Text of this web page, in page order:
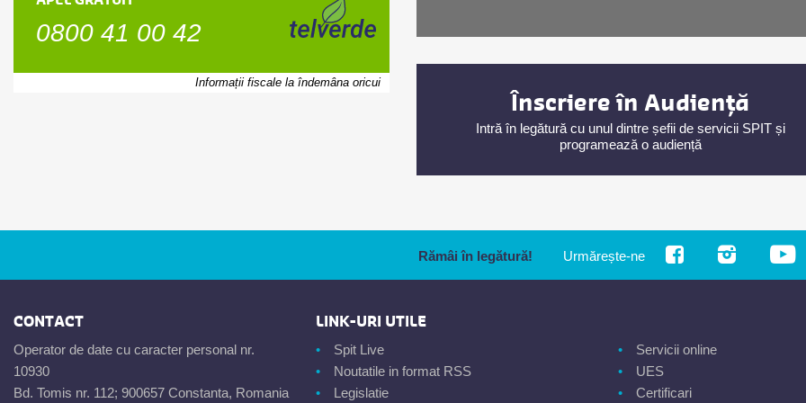
0800 41 00 42
Informații fiscale la îndemâna oricui
Înscriere în Audiență
Intră în legătură cu unul dintre șefii de servicii SPIT și
programează o audiență
Rămâi în legătură! Urmărește-ne
CONTACT
Operator de date cu caracter personal nr.
10930
Bd. Tomis nr. 112; 900657 Constanta, Romania
LINK-URI UTILE
Spit Live
Noutatile in format RSS
Legislatie
Servicii online
UES
Certificari